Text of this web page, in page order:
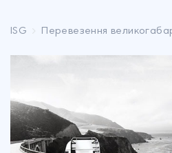
ISG Перевезення